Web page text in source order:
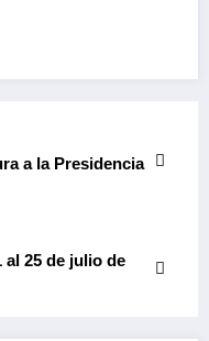
a la Presidencia
al 25 de julio de